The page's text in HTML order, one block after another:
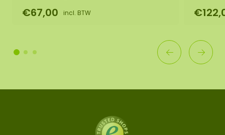
€67,00 incl. BTW